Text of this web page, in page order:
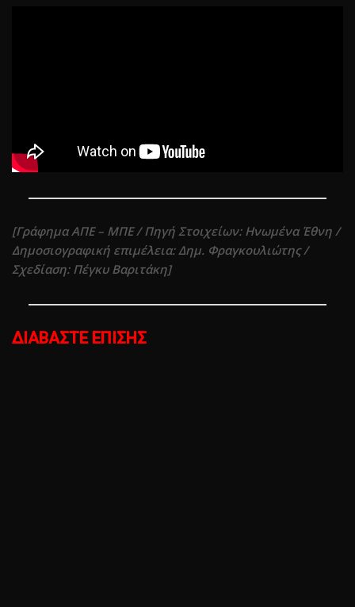
[Γράφημα ΑΠΕ – ΜΠΕ / Πηγή Στοιχείων: Ηνωμένα Έθνη /
Δημοσιογραφική επιμέλεια: Δημ. Φραγκουλιώτης /
Σχεδίαση: Πέγκυ Βαριτάκη]
ΔΙΑΒΑΣΤΕ ΕΠΙΣΗΣ